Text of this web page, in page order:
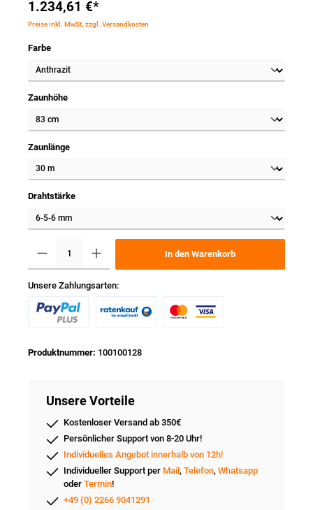
1.234,61 €*
Preise inkl. MwSt. zzgl. Versandkosten
Farbe
Zaunhöhe
Zaunlänge
Drahtstärke
In den Warenkorb
Unsere Zahlungsarten:
Produktnummer: 100100128
Unsere Vorteile
Kostenloser Versand ab 350€
Persönlicher Support von 8-20 Uhr!
Individuelles Angebot innerhalb von 12h!
Individueller Support per Mail , Telefon, Whatsapp
oder Termin!
+49 (0) 2266 9041291